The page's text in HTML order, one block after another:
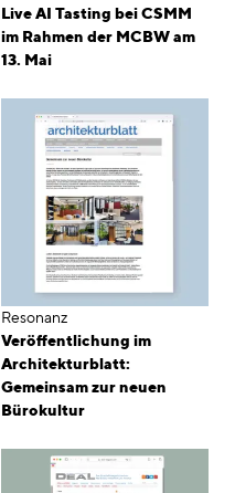
Live AI Tasting bei CSMM
im Rahmen der MCBW am
13. Mai
Resonanz
Veröffentlichung im
Architekturblatt:
Gemeinsam zur neuen
Bürokultur